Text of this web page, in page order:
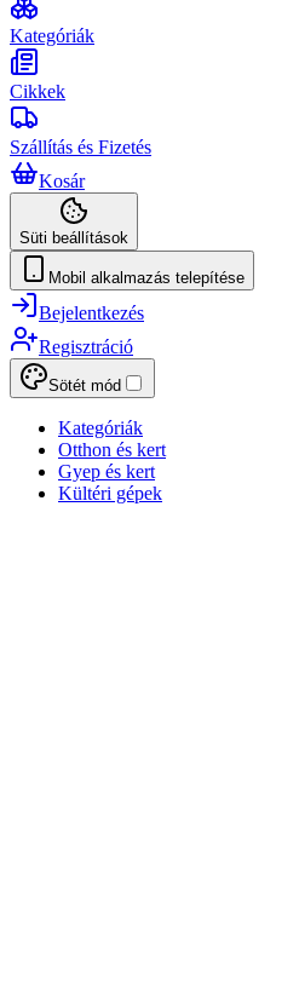
Kategóriák
Cikkek
Szállítás és Fizetés
Kosár
Süti beállítások
Mobil alkalmazás telepítése
Bejelentkezés
Regisztráció
Sötét mód
Kategóriák
Otthon és kert
Gyep és kert
Kültéri gépek